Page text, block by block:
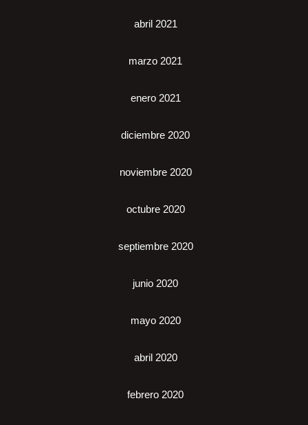
abril 2021
marzo 2021
enero 2021
diciembre 2020
noviembre 2020
octubre 2020
septiembre 2020
junio 2020
mayo 2020
abril 2020
febrero 2020